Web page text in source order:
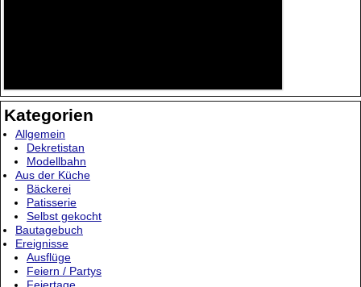
Kategorien
Allgemein
Dekretistan
Modellbahn
Aus der Küche
Bäckerei
Patisserie
Selbst gekocht
Bautagebuch
Ereignisse
Ausflüge
Feiern / Partys